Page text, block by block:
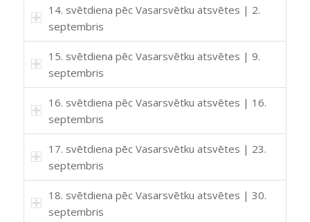
14. svētdiena pēc Vasarsvētku atsvētes | 2.
septembris
15. svētdiena pēc Vasarsvētku atsvētes | 9.
septembris
16. svētdiena pēc Vasarsvētku atsvētes | 16.
septembris
17. svētdiena pēc Vasarsvētku atsvētes | 23.
septembris
18. svētdiena pēc Vasarsvētku atsvētes | 30.
septembris